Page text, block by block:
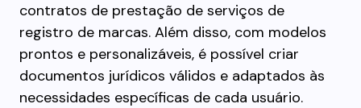
contratos de prestação de serviços de
registro de marcas. Além disso, com modelos
prontos e personalizáveis, é possível criar
documentos jurídicos válidos e adaptados às
necessidades específicas de cada usuário.